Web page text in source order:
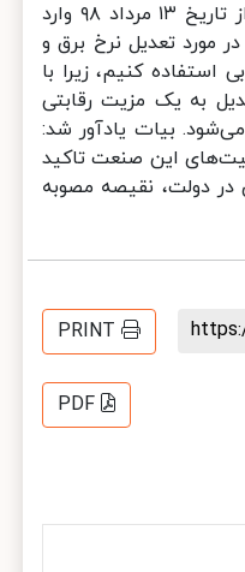
دولت مطرح شود، صرفاً موضوع تعیین تکلیف دستگاه‌هایی است که قبل از تاریخ ۱۳ مرداد ۹۸ وارد
تعدیل نرخ برق و
کنیم، زیرا با
به یک مزیت رقابتی
بیات یادآور شد:
این صنعت تاکید
دولت، نقیصه مصوبه
PRINT
PDF